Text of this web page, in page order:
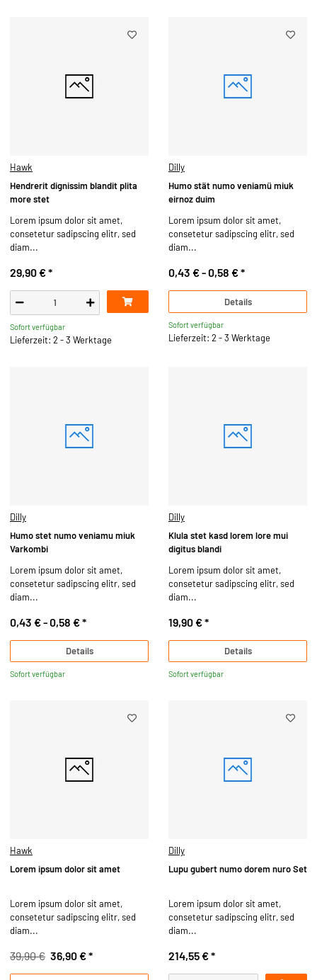
Hawk
Hendrerit dignissim blandit plita
more stet
Lorem ipsum dolor sit amet,
consetetur sadipscing elitr, sed
diam...
29,90 €*
Sofort verfügbar
Lieferzeit: 2 - 3 Werktage
Dilly
Humo stät numo veniamü miuk
eirnoz duim
Lorem ipsum dolor sit amet,
consetetur sadipscing elitr, sed
diam...
0,43 € -0,58 €*
Details
Sofort verfügbar
Lieferzeit: 2 - 3 Werktage
Dilly
Humo stet numo veniamu miuk
Varkombi
Lorem ipsum dolor sit amet,
consetetur sadipscing elitr, sed
diam...
0,43 € -0,58 €*
Details
Sofort verfügbar
Dilly
Klula stet kasd lorem lore mui
digitus blandi
Lorem ipsum dolor sit amet,
consetetur sadipscing elitr, sed
diam...
19,90 €*
Details
Sofort verfügbar
Hawk
Lorem ipsum dolor sit amet
Lorem ipsum dolor sit amet,
consetetur sadipscing elitr, sed
diam...
39,90 € 36,90 €*
Dilly
Lupu gubert numo dorem nuro Set
Lorem ipsum dolor sit amet,
consetetur sadipscing elitr, sed
diam...
214,55 €*